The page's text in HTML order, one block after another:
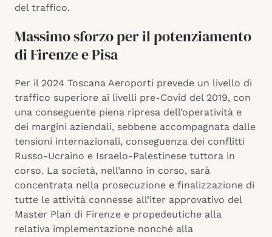
del traffico.
Massimo sforzo per il potenziamento
di Firenze e Pisa
Per il 2024 Toscana Aeroporti prevede un livello di
traffico superiore ai livelli pre-Covid del 2019, con
una conseguente piena ripresa dell’operatività e
dei margini aziendali, sebbene accompagnata dalle
tensioni internazionali, conseguenza dei conflitti
Russo-Ucraino e Israelo-Palestinese tuttora in
corso. La società, nell’anno in corso, sarà
concentrata nella prosecuzione e finalizzazione di
tutte le attività connesse all’iter approvativo del
Master Plan di Firenze e propedeutiche alla
relativa implementazione nonché alla